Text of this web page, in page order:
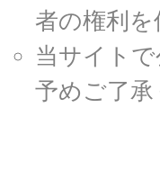
者の権利
当サイト
予めご了承